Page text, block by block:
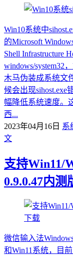
Win10系统中
的Microsoft
Shell Infrastructure
windows/system32
木马伪装成系统文
候会出现sihost.exe
幅降低系统速度。
西...
2023年04月16日 系
文
支持Win11/
0.9.0.47内测
微信输入法
和Win11系统，目